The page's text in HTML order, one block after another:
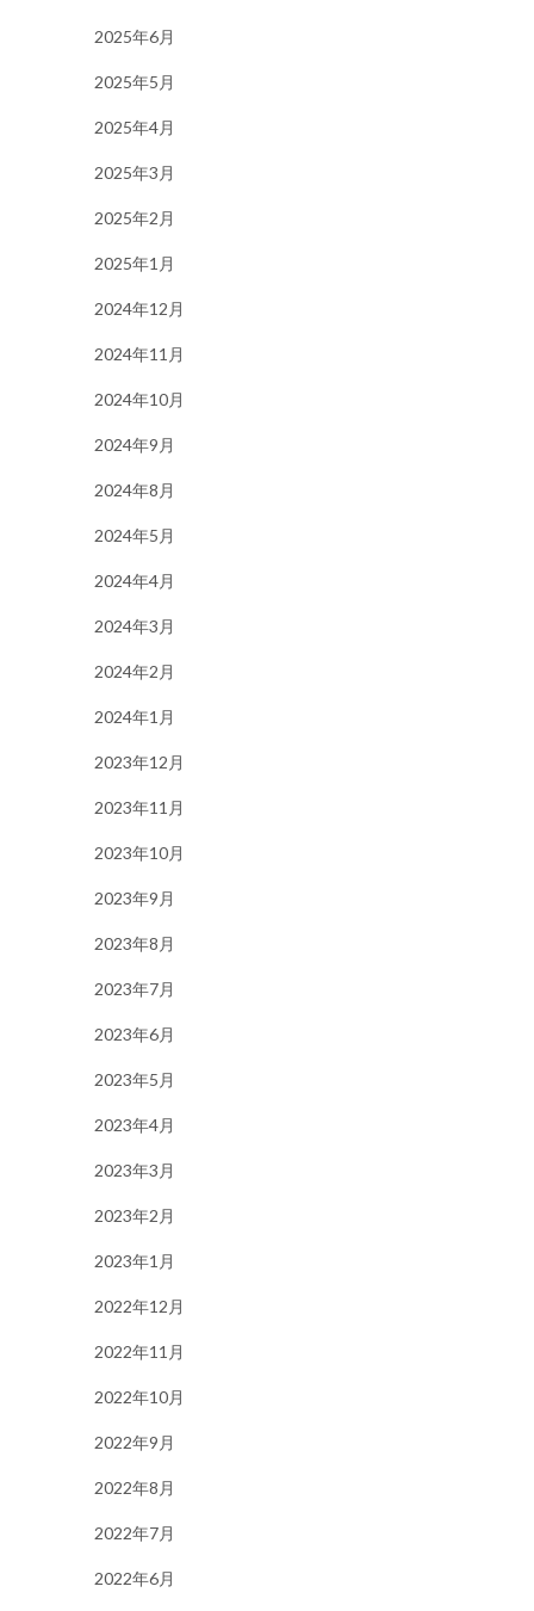
2025年6月
2025年5月
2025年4月
2025年3月
2025年2月
2025年1月
2024年12月
2024年11月
2024年10月
2024年9月
2024年8月
2024年5月
2024年4月
2024年3月
2024年2月
2024年1月
2023年12月
2023年11月
2023年10月
2023年9月
2023年8月
2023年7月
2023年6月
2023年5月
2023年4月
2023年3月
2023年2月
2023年1月
2022年12月
2022年11月
2022年10月
2022年9月
2022年8月
2022年7月
2022年6月